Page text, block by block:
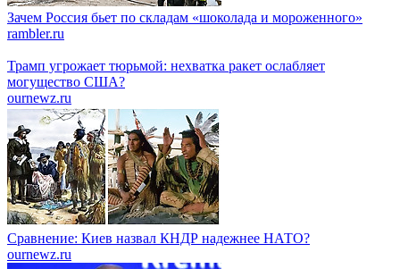
Зачем Россия бьет по складам «шоколада и мороженного»
rambler.ru
Трамп угрожает тюрьмой: нехватка ракет ослабляет
могущество США?
ournewz.ru
Сравнение: Киев назвал КНДР надежнее НАТО?
ournewz.ru